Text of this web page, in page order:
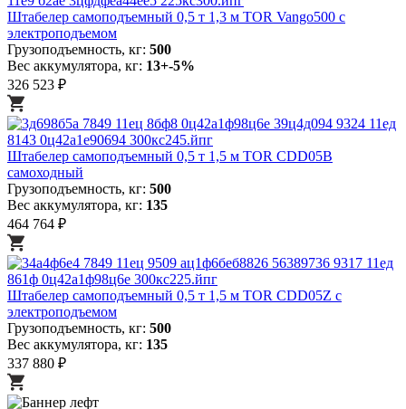
Штабелер самоподъемный 0,5 т 1,3 м TOR Vango500 с
электроподъемом
Грузоподъемность, кг: 500
Вес аккумулятора, кг: 13+-5%
326 523 ₽
Штабелер самоподъемный 0,5 т 1,5 м TOR CDD05B
самоходный
Грузоподъемность, кг: 500
Вес аккумулятора, кг: 135
464 764 ₽
Штабелер самоподъемный 0,5 т 1,5 м TOR CDD05Z с
электроподъемом
Грузоподъемность, кг: 500
Вес аккумулятора, кг: 135
337 880 ₽